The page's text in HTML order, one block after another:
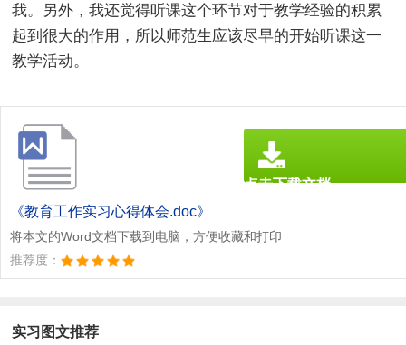
我。另外，我还觉得听课这个环节对于教学经验的积累
起到很大的作用，所以师范生应该尽早的开始听课这一
教学活动。
《教育工作实习心得体会.doc》
将本文的Word文档下载到电脑，方便收藏和打印
推荐度：
点击下载文档
实习图文推荐